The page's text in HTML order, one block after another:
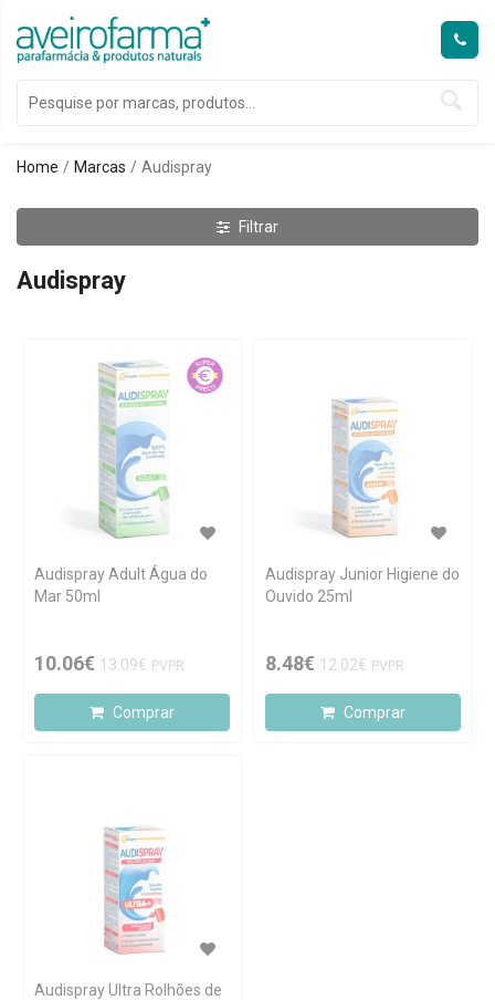
Home Marcas Audispray
Filtrar
Audispray
Audispray Adult Água do
Mar 50ml
10.06€ 13.09€ PVPR
Comprar
Audispray Junior Higiene do
Ouvido 25ml
8.48€ 12.02€ PVPR
Comprar
Audispray Ultra Rolhões de